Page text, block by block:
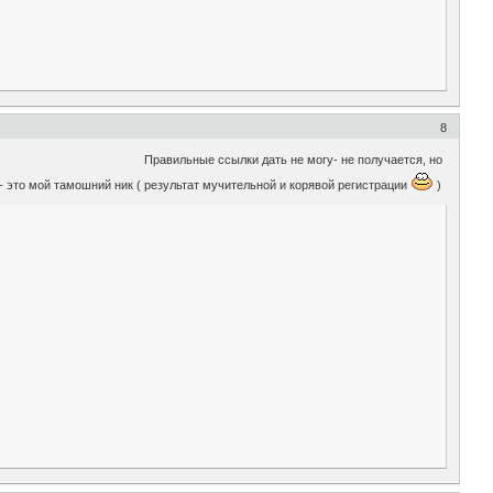
8
. Правильные ссылки дать не могу- не получается, но
мой тамошний ник ( результат мучительной и корявой регистрации
)